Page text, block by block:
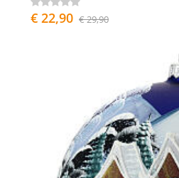
€ 22,90 € 29,90